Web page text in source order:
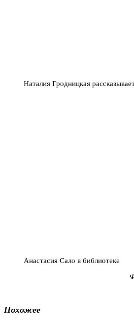
Наталия Гродницкая
Анастасия Сало в библиотеке
Похожее